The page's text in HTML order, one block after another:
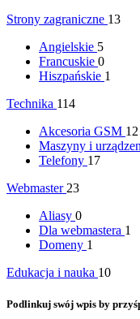
Strony zagraniczne 13
Angielskie 5
Francuskie 0
Hiszpańskie 1
Technika 114
Akcesoria GSM 12
Maszyny i
Telefony 17
Webmaster 23
Aliasy 0
Dla webmastera 1
Domeny 1
Edukacja i nauka 10
Podlinkuj swój wpis by